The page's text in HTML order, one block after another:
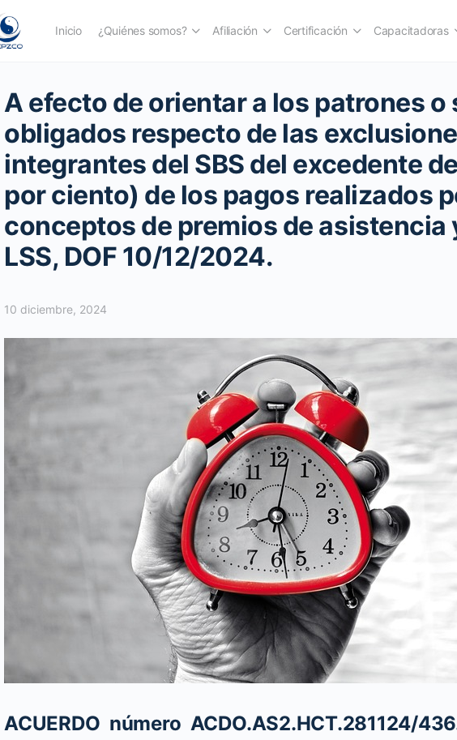
Inicio ¿Quiénes somos? Afiliación Certificación Capacitadoras
A efecto de orientar a los patrones o
obligados respecto de las
integrantes del SBS del excedente
por ciento) de los pagos realizados
conceptos de premios de asistencia
LSS, DOF 10/12/2024.
10 diciembre, 2024
ACUERDO número ACDO.AS2.HCT.281124/